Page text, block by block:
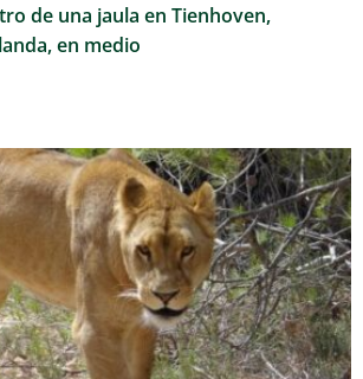
de una jaula en Tienhoven,
en medio